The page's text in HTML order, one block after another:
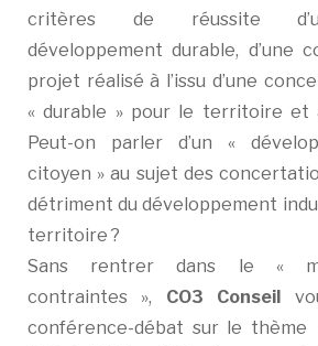
critères de réussite
développement durable, d’une
projet réalisé à l’issu d’une
« durable » pour le territoire et
Peut-on parler d’un «
citoyen » au sujet des
détriment du développement
territoire ?
Sans rentrer dans le «
contraintes », CO3 Conseil
conférence-débat sur le thème